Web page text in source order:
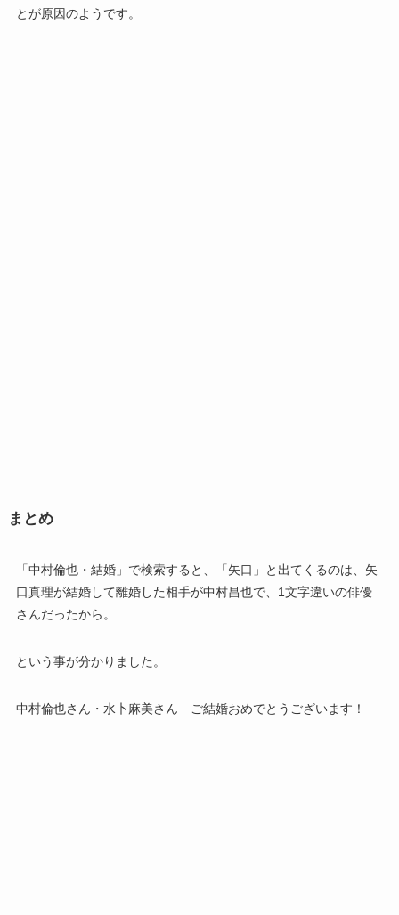
とが原因のようです。
まとめ
「中村倫也・結婚」で検索すると、「矢口」と出てくるのは、矢
口真理が結婚して離婚した相手が中村昌也で、1文字違いの俳優
さんだったから。
という事が分かりました。
中村倫也さん・水卜麻美さん ご結婚おめでとうございます！